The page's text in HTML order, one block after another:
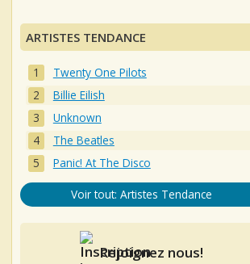
ARTISTES TENDANCE
Twenty One Pilots
Billie Eilish
Unknown
The Beatles
Panic! At The Disco
Voir tout: Artistes Tendance
Rejoignez nous!